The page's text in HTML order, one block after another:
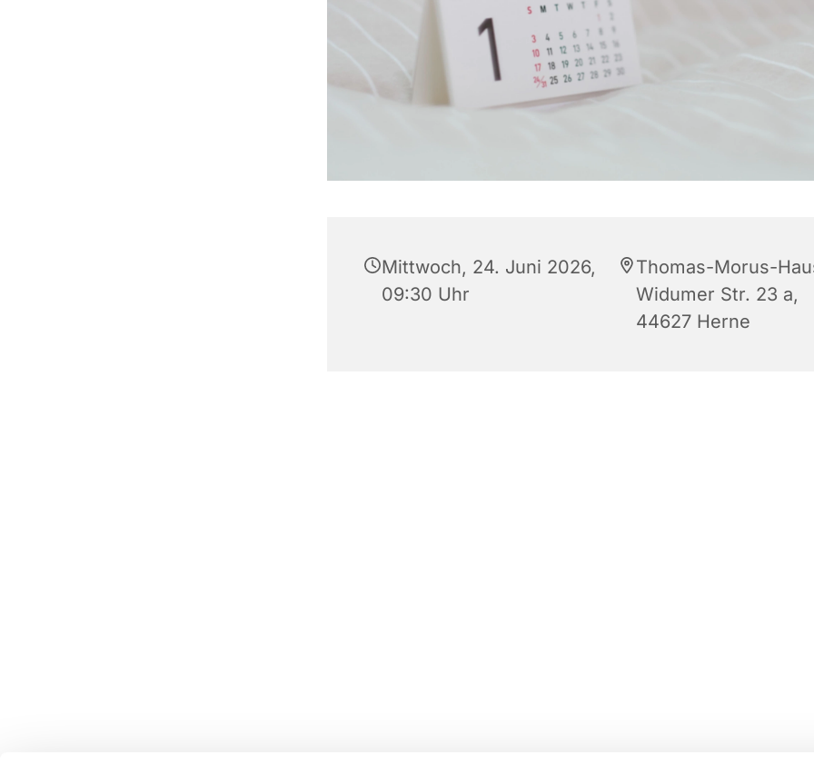
Mittwoch, 24. Juni 2026,
09:30 Uhr
Thomas-Morus-
Widumer Str. 23 a,
44627 Herne